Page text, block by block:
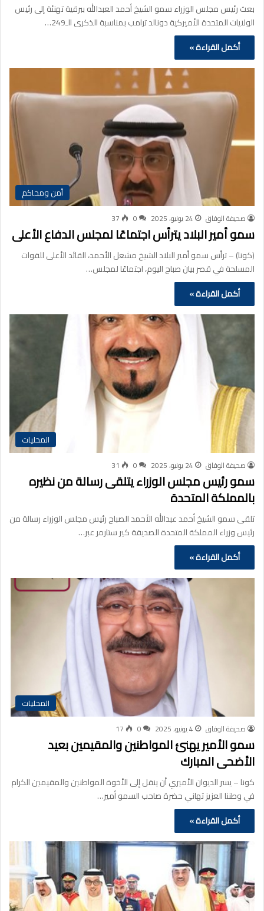
بعث رئيس مجلس الوزراء سمو الشيخ أحمد العبدالله ببرقية تهنئة إلى رئيس
الولايات المتحدة الأميركية دونالد ترامب بمناسبة الذكرى الـ249…
أكمل القراءة »
أمن ومحاكم
صحيفة الوفاق 24 يونيو، 2025 0
37
سمو أمير البلاد يترأس اجتماعًا لمجلس الدفاع الأعلى
(كونا) – ترأس سمو أمير البلاد الشيخ مشعل الأحمد، القائد الأعلى للقوات
المسلحة في قصر بيان صباح اليوم، اجتماعًا لمجلس…
أكمل القراءة »
المحليات
صحيفة الوفاق 24 يونيو، 2025 0
31
سمو رئيس مجلس الوزراء يتلقى رسالة من نظيره
بالمملكة المتحدة
تلقى سمو الشيخ أحمد عبدالله الأحمد الصباح رئيس مجلس الوزراء رسالة من
رئيس وزراء المملكة المتحدة الصديقة كير ستارمر عبر…
أكمل القراءة »
المحليات
صحيفة الوفاق 4 يونيو، 2025 0
17
سمو الأمير يهنئ المواطنين والمقيمين بعيد
الأضحى المبارك
كونا – يسر الديوان الأميري أن ينقل إلى الأخوة المواطنين والمقيمين الكرام
في وطننا العزيز تهاني حضرة صاحب السمو أمير…
أكمل القراءة »